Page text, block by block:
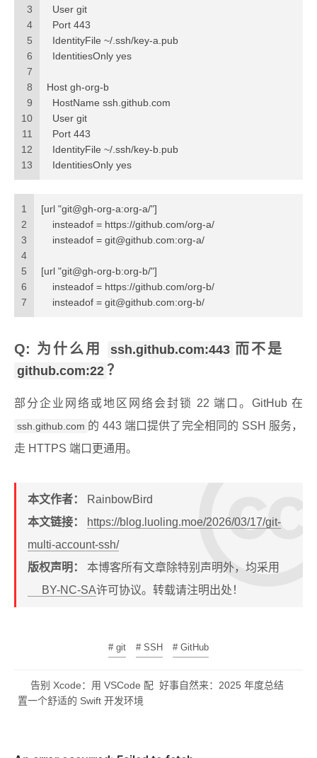
3
4
5
6
7
8
9
10
11
12
13
  User git
  Port 443
  IdentityFile ~/.ssh/key-a.pub
  IdentitiesOnly yes
Host gh-org-b
  HostName ssh.github.com
  User git
  Port 443
  IdentityFile ~/.ssh/key-b.pub
  IdentitiesOnly yes
1
2
3
4
5
6
7
[url "git@gh-org-a:org-a/"]
    insteadof = https://github.com/org-a/
    insteadof =
git@github.com:org-a/
[url "git@gh-org-b:org-b/"]
    insteadof = https://github.com/org-b/
    insteadof =
git@github.com:org-b/
Q: 为什么用 ssh.github.com:443 而不是
github.com:22 ？
部分企业网络或地区网络会封锁 22 端口。GitHub 在
ssh.github.com 的 443 端口提供了完全相同的 SSH 服务，
走 HTTPS 端口更通用。
本文作者：
RainbowBird
本文链接：
https://blog.luoling.moe/2026/03/17/git-
multi-account-ssh/
版权声明： 本博客所有文章除特别声明外，均采用
BY-NC-SA许可协议。转载请注明出处！
# git # SSH # GitHub
告别 Xcode：用 VSCode 配
置一个舒适的 Swift 开发环境
好事自然来：2025 年度总结